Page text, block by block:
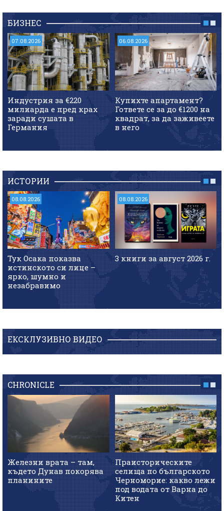
БИЗНЕС
07.08.2026
Индустрия за €220
милиарда е пред крах
заради сушата в
Германия
06.08.2026
Купихте апартамент?
Гответе се за до €1200 на
квадрат, за да заживеете
в него
ИСТОРИИ
08.08.2026
Тук Осака показва
истинското си лице –
ярко, шумно и
незабравимо
08.08.2026
3 книги за август 2026 г.
ЕКСКЛУЗИВНО ВИДЕО
CHRONICLE
Железни врата – там,
където Дунав покорява
планините
Праисторическите
селища по българското
Черноморие: какво лежи
под водата от Варна до
Китен